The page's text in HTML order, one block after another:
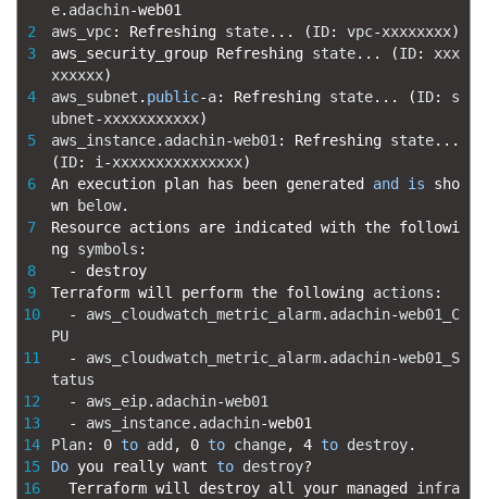
2
3
4
5
6
7
8
9
10
11
12
13
14
15
16
e. adachin-web01
aws_vpc: Refreshing state. . . (ID: vpc-xxxxxxxx)
aws_security_group Refreshing state. . . (ID:
xxx
xxxxxx)
aws_subnet . public-a: Refreshing state. . . (ID:
s
ubnet-xxxxxxxxxxx)
aws_instance. adachin-web01: Refreshing state. . .
(ID: i-xxxxxxxxxxxxxxx)
An execution plan has been generated and is
sho
wn
below.
Resource actions are indicated with the followi
ng symbols :
-
destroy
Terraform will perform the following actions :
-
aws_cloudwatch_metric_alarm. adachin-web01_C
PU
-
aws_cloudwatch_metric_alarm. adachin-web01_S
tatus
-
aws_eip. adachin-web01
-
aws_instance. adachin-web01
Plan: 0 to add , 0 to change, 4 to destroy.
Do you really want to destroy?
Terraform will destroy all your managed infra